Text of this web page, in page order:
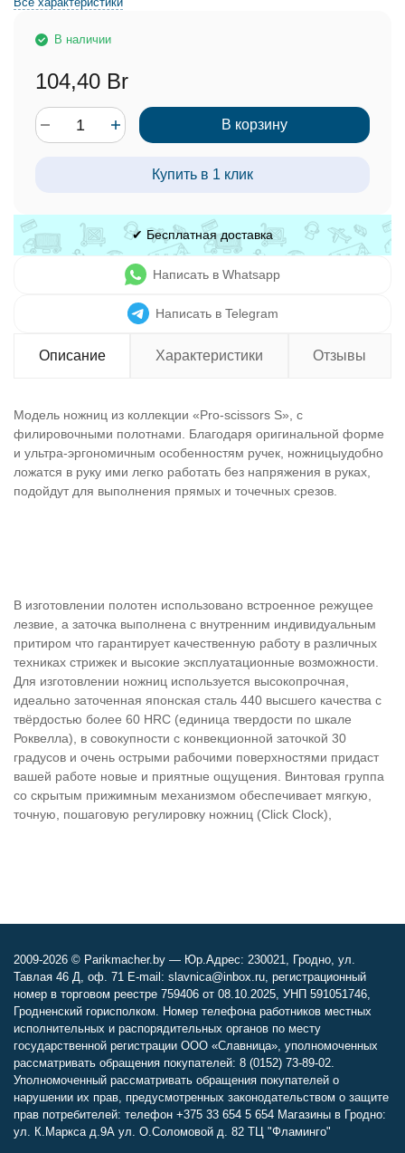
В наличии
104,40 Br
В корзину
Купить в 1 клик
✔ Бесплатная доставка
Написать в Whatsapp
Написать в Telegram
Описание Характеристики Отзывы
Модель ножниц из коллекции «Pro-scissors S», с
филировочными полотнами. Благодаря оригинальной форме
и ультра-эргономичным особенностям ручек, ножницыудобно
ложатся в руку ими легко работать без напряжения в руках,
подойдут для выполнения прямых и точечных срезов.
В изготовлении полотен использовано встроенное режущее
лезвие, а заточка выполнена с внутренним индивидуальным
притиром что гарантирует качественную работу в различных
техниках стрижек и высокие эксплуатационные возможности.
Для изготовлении ножниц используется высокопрочная,
идеально заточенная японская сталь 440 высшего качества с
твёрдостью более 60 HRC (единица твердости по шкале
Роквелла), в совокупности с конвекционной заточкой 30
градусов и очень острыми рабочими поверхностями придаст
вашей работе новые и приятные ощущения. Винтовая группа
со скрытым прижимным механизмом обеспечивает мягкую,
точную, пошаговую регулировку ножниц (Click Clock),
2009-2026 © Parikmacher.by — Юр.Адрес: 230021, Гродно, ул.
Тавлая 46 Д, оф. 71 E-mail: slavnica@inbox.ru, регистрационный
номер в торговом реестре 759406 от 08.10.2025, УНП 591051746,
Гродненский горисполком. Номер телефона работников местных
исполнительных и распорядительных органов по месту
государственной регистрации ООО «Славница», уполномоченных
рассматривать обращения покупателей: 8 (0152) 73-89-02.
Уполномоченный рассматривать обращения покупателей о
нарушении их прав, предусмотренных законодательством о защите
прав потребителей: телефон +375 33 654 5 654 Магазины в Гродно:
ул. К.Маркса д.9А ул. О.Соломовой д. 82 ТЦ "Фламинго"